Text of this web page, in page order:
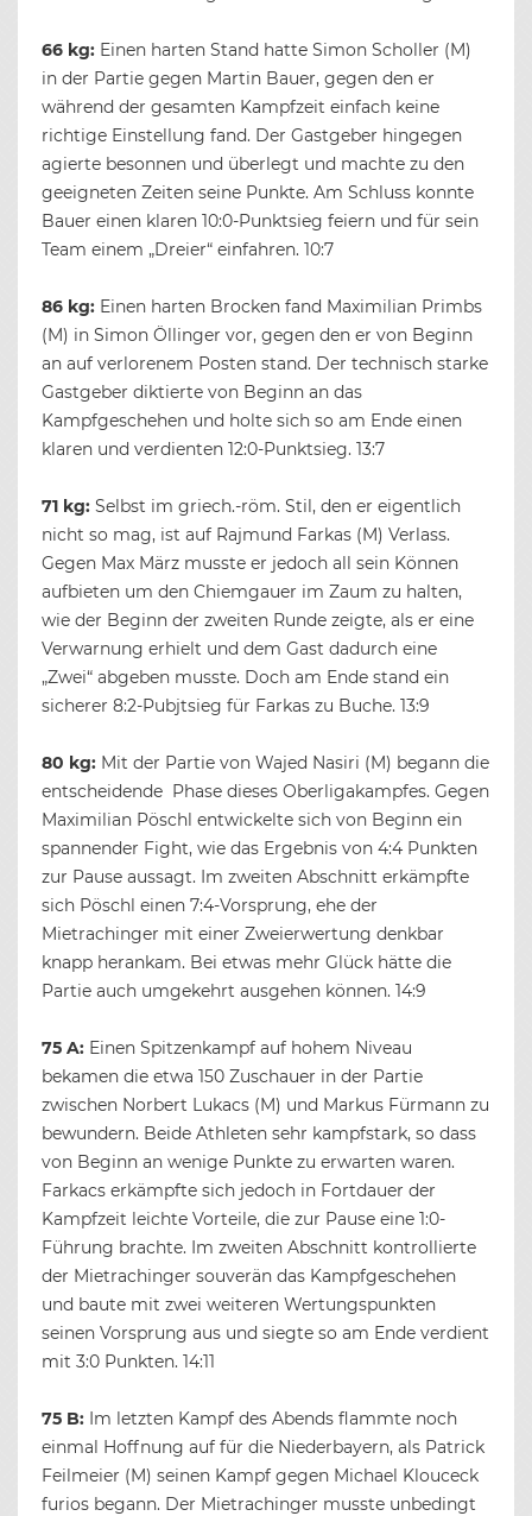
66 kg: Einen harten Stand hatte Simon Scholler (M)
in der Partie gegen Martin Bauer, gegen den er
während der gesamten Kampfzeit einfach keine
richtige Einstellung fand. Der Gastgeber hingegen
agierte besonnen und überlegt und machte zu den
geeigneten Zeiten seine Punkte. Am Schluss konnte
Bauer einen klaren 10:0-Punktsieg feiern und für sein
Team einem „Dreier“ einfahren. 10:7
86 kg: Einen harten Brocken fand Maximilian Primbs
(M) in Simon Öllinger vor, gegen den er von Beginn
an auf verlorenem Posten stand. Der technisch starke
Gastgeber diktierte von Beginn an das
Kampfgeschehen und holte sich so am Ende einen
klaren und verdienten 12:0-Punktsieg. 13:7
71 kg: Selbst im griech.-röm. Stil, den er eigentlich
nicht so mag, ist auf Rajmund Farkas (M) Verlass.
Gegen Max März musste er jedoch all sein Können
aufbieten um den Chiemgauer im Zaum zu halten,
wie der Beginn der zweiten Runde zeigte, als er eine
Verwarnung erhielt und dem Gast dadurch eine
„Zwei“ abgeben musste. Doch am Ende stand ein
sicherer 8:2-Pubjtsieg für Farkas zu Buche. 13:9
80 kg: Mit der Partie von Wajed Nasiri (M) begann die
entscheidende Phase dieses Oberligakampfes. Gegen
Maximilian Pöschl entwickelte sich von Beginn ein
spannender Fight, wie das Ergebnis von 4:4 Punkten
zur Pause aussagt. Im zweiten Abschnitt erkämpfte
sich Pöschl einen 7:4-Vorsprung, ehe der
Mietrachinger mit einer Zweierwertung denkbar
knapp herankam. Bei etwas mehr Glück hätte die
Partie auch umgekehrt ausgehen können. 14:9
75 A: Einen Spitzenkampf auf hohem Niveau
bekamen die etwa 150 Zuschauer in der Partie
zwischen Norbert Lukacs (M) und Markus Fürmann zu
bewundern. Beide Athleten sehr kampfstark, so dass
von Beginn an wenige Punkte zu erwarten waren.
Farkacs erkämpfte sich jedoch in Fortdauer der
Kampfzeit leichte Vorteile, die zur Pause eine 1:0-
Führung brachte. Im zweiten Abschnitt kontrollierte
der Mietrachinger souverän das Kampfgeschehen
und baute mit zwei weiteren Wertungspunkten
seinen Vorsprung aus und siegte so am Ende verdient
mit 3:0 Punkten. 14:11
75 B: Im letzten Kampf des Abends flammte noch
einmal Hoffnung auf für die Niederbayern, als Patrick
Feilmeier (M) seinen Kampf gegen Michael Klouceck
furios begann. Der Mietrachinger musste unbedingt